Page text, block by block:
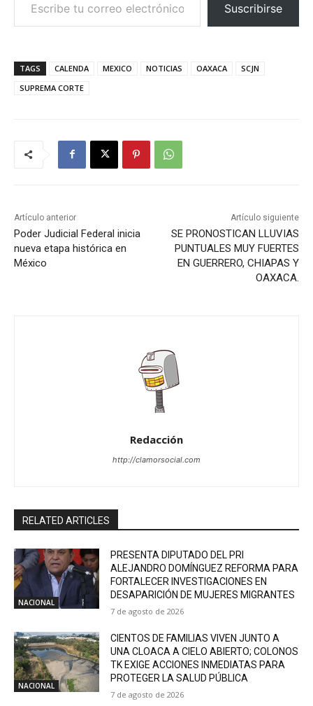
Suscribirse
TAGS CALENDA MEXICO NOTICIAS OAXACA
SCJN
SUPREMA CORTE
Artículo anterior
Poder Judicial Federal inicia
nueva etapa histórica en
México
Artículo siguiente
SE PRONOSTICAN LLUVIAS
PUNTUALES MUY FUERTES
EN GUERRERO, CHIAPAS Y
OAXACA.
Redacción
http://clamorsocial.com
RELATED ARTICLES
NACIONAL
PRESENTA DIPUTADO DEL PRI
ALEJANDRO DOMÍNGUEZ REFORMA PARA
FORTALECER INVESTIGACIONES EN
DESAPARICIÓN DE MUJERES MIGRANTES
7 de agosto de 2026
NACIONAL
CIENTOS DE FAMILIAS VIVEN JUNTO A
UNA CLOACA A CIELO ABIERTO; COLONOS
TK EXIGE ACCIONES INMEDIATAS PARA
PROTEGER LA SALUD PÚBLICA
7 de agosto de 2026